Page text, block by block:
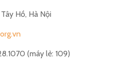
Hồ, Hà Nội
(máy lẻ: 109)